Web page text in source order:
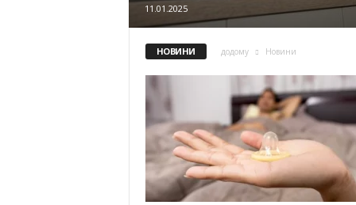
11.01.2025
НОВИНИ додому Новини